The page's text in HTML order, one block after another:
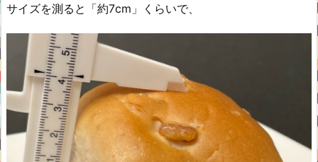
サイズを測ると「約7cm」くらいで、